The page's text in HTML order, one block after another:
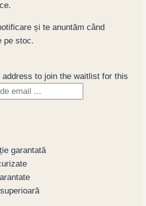
și te anuntăm când
pe stoc.
address to join the waitlist for this
garantată